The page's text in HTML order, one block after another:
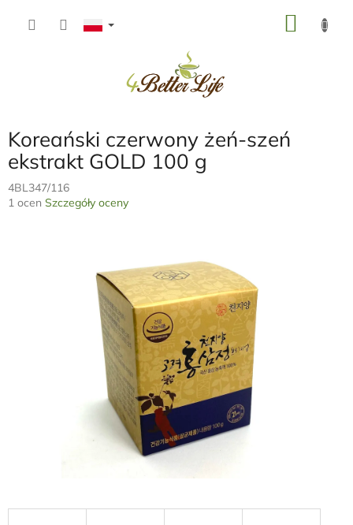
Koreański czerwony żeń-szeń
ekstrakt GOLD 100 g
4BL347/116
Średnia
1 ocen Szczegóły oceny